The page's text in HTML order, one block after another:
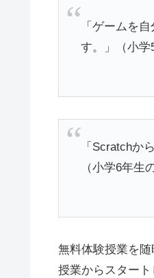
「ゲームを
す。」（小学
「Scratchか
（小学6年生
無料体験授業を
授業からスタート